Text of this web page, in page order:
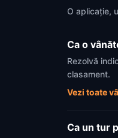
O aplicație,
Ca o
Rezolvă
clasament.
Vezi toate
Ca un tur